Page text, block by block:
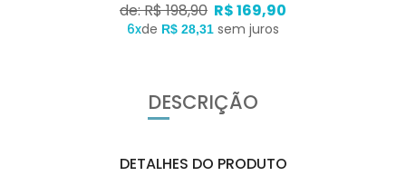
de: R$ 198,90 R$ 169,90
6xde R$ 28,31 sem juros
DESCRIÇÃO
DETALHES DO PRODUTO